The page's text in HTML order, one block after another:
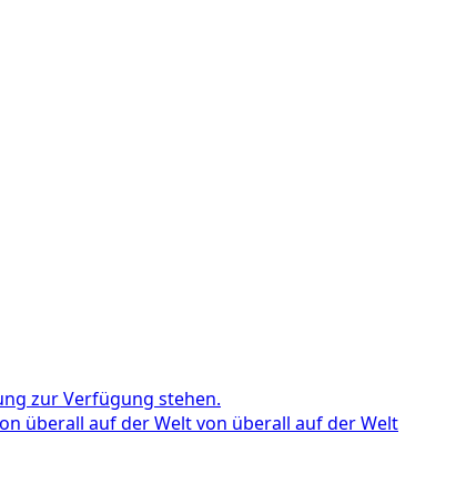
zur Verfügung stehen.
überall auf der Welt von überall auf der Welt